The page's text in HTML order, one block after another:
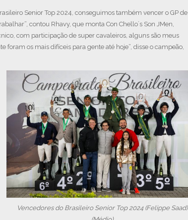
Senior Top 2024, conseguimos também vencer o GP de
contou Rhavy, que monta Con Chello´s Son JMen,
com participação de super cavaleiros, alguns são meus
os mais difíceis para gente até hoje”, disse o campeão,
Vencedores do Brasileiro Senior Top 2024 (Felippe Saad)